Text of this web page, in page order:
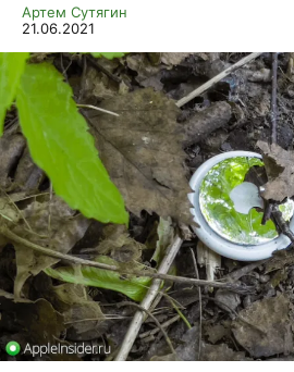
Артем Сутягин
21.06.2021